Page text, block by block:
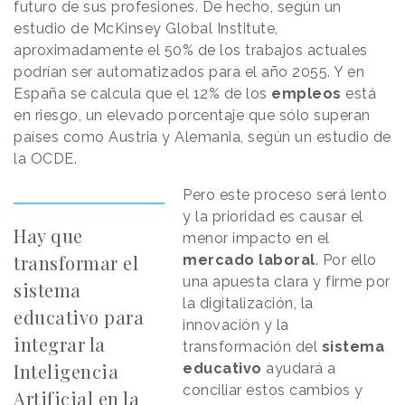
futuro de sus profesiones. De hecho, según un
estudio de McKinsey Global Institute,
aproximadamente el 50% de los trabajos actuales
podrían ser automatizados para el año 2055. Y en
España se calcula que el 12% de los empleos está
en riesgo, un elevado porcentaje que sólo superan
países como Austria y Alemania, según un estudio de
la OCDE.
Hay que
transformar el
sistema
educativo para
integrar la
Inteligencia
Artificial en la
Pero este proceso será lento
y la prioridad es causar el
menor impacto en el
mercado laboral. Por ello
una apuesta clara y firme por
la digitalización, la
innovación y la
transformación del sistema
educativo ayudará a
conciliar estos cambios y